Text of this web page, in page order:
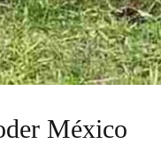
México